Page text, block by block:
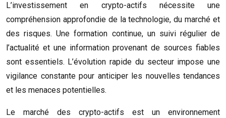
L’investissement en crypto-actifs nécessite une
compréhension approfondie de la technologie, du marché et
des risques. Une formation continue, un suivi régulier de
l’actualité et une information provenant de sources fiables
sont essentiels. L’évolution rapide du secteur impose une
vigilance constante pour anticiper les nouvelles tendances
et les menaces potentielles.
Le marché des crypto-actifs est un environnement